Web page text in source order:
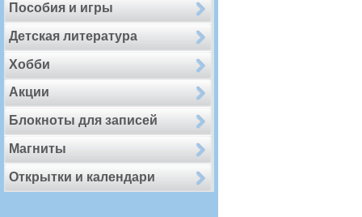
Пособия и игры
Детская литература
Хобби
Акции
Блокноты для записей
Магниты
Открытки и календари